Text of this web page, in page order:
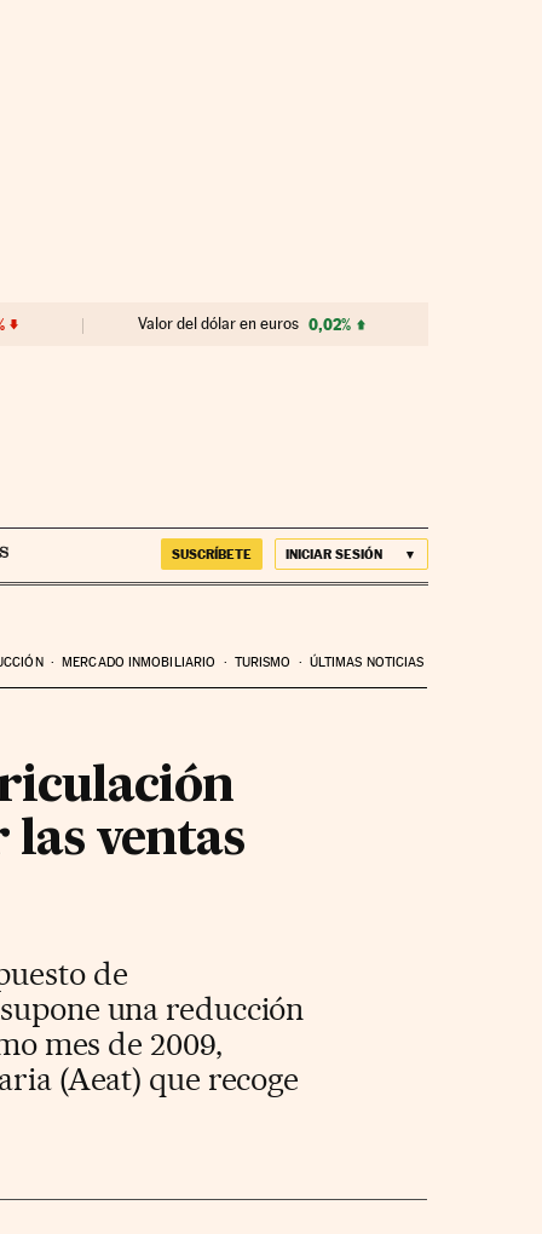
Valor del dólar en euros 0,02%
SUSCRÍBETE INICIAR SESIÓN
MERCADO INMOBILIARIO TURISMO ÚLTIMAS NOTICIAS
las ventas
de
una reducción
mes de 2009,
(Aeat) que recoge